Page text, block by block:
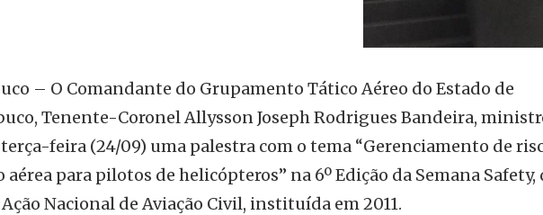
– O Comandante do Grupamento Tático Aéreo do Estado de
Tenente-Coronel Allysson Joseph Rodrigues Bandeira,
feira (24/09) uma palestra com o tema “Gerenciamento de
aérea para pilotos de helicópteros” na 6º Edição da Semana Safety,
Nacional de Aviação Civil, instituída em 2011.